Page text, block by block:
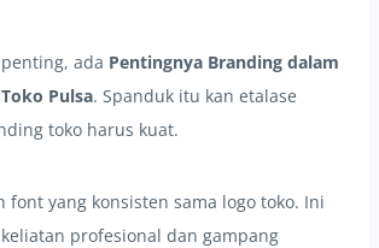
ada Pentingnya Branding dalam
Pulsa. Spanduk itu kan etalase
toko harus kuat.
font yang konsisten sama logo toko. Ini
profesional dan gampang